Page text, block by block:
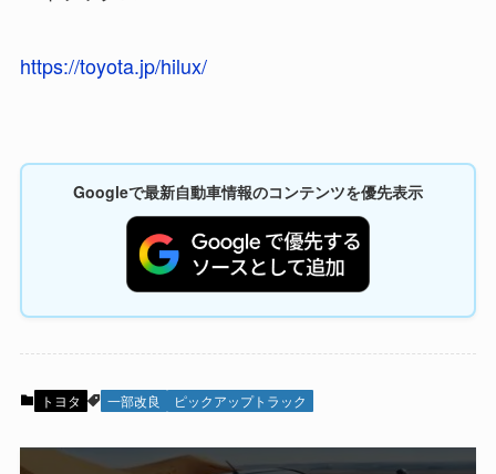
https://toyota.jp/hilux/
Googleで最新自動車情報のコンテンツを優先表示
トヨタ 一部改良 ピックアップトラック